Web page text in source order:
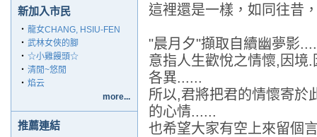
新加入市民
‧ 龍女CHANG, HSIU-FEN
‧ 武林女俠的腳
‧ ☆小雞饅頭☆
‧ 清閒~悠閒
‧ 焰云
more...
推薦連結
這裡還是一樣，如同往昔
"晨月夕"擷取自續幽夢影
意指人生歡悅之情懷,因境
各異......
所以,君將把君的情懷寄於
的心情......
也希望大家有空上來留個